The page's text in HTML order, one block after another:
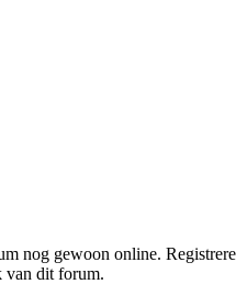
nog gewoon online.
van dit forum.